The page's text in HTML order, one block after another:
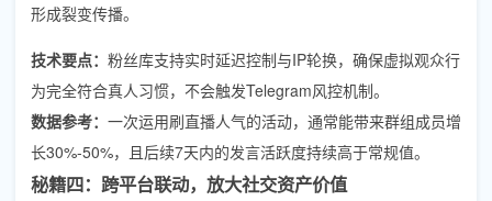
形成裂变传播。
技术要点： 粉丝库支持实时延迟控制与IP轮换，确保虚拟观众行
为完全符合真人习惯，不会触发Telegram风控机制。
数据参考： 一次运用刷直播人气的活动，通常能带来群组成员增
长30%-50%，且后续7天内的发言活跃度持续高于常规值。
秘籍四：跨平台联动，放大社交资产价值